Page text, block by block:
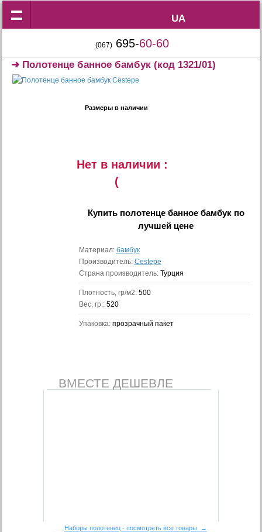
UA
UA
(067) 695-60-60
➜ Полотенце банное бамбук (код 1321/01)
Размеры в наличии
Нет в наличии :
(
Купить полотенце банное бамбукпо
лучшей цене
Материал: бамбук
Производитель: Cestepe
Страна производитель: Турция
Плотность, гр/м2: 500
Вес, гр.: 520
Упаковка: прозрачный пакет
ВМЕСТЕ ДЕШЕВЛЕ
Наборы полотенец - посмотреть все товары →